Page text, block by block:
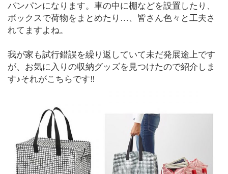
パンパンになります。車の中に棚などを設置したり、
ボックスで荷物をまとめたり…、皆さん色々と工夫さ
れてますよね。
我が家も試行錯誤を繰り返していて未だ発展途上です
が、お気に入りの収納グッズを見つけたので紹介しま
す♪それがこちらです‼︎